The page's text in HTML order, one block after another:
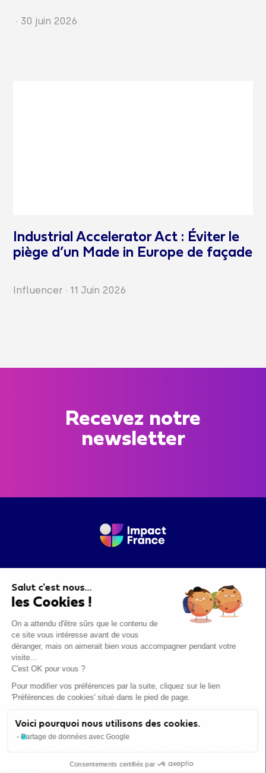
· 30 juin 2026
Industrial Accelerator Act : Éviter le
piège d’un Made in Europe de façade
Influencer · 11 Juin 2026
Recevez notre
newsletter
questionnaire suivant
Mentions légales
Mouvement Impact France : le réseau des
dirigeants engagés pour grandir et faire grandir
Salut c'est nous...
les Cookies !
On a attendu d'être sûrs que le contenu de
ce site vous intéresse avant de vous
déranger, mais on aimerait bien vous accompagner pendant votre
visite...
C'est OK pour vous ?
Pour modifier vos préférences par la suite, cliquez sur le lien
'Préférences de cookies' situé dans le pied de page.
Voici pourquoi nous utilisons des cookies.
Partage de données avec Google
Consentements certifiés par